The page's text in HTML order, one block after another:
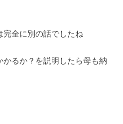
全に別の話でしたね
るか？を説明したら母も納